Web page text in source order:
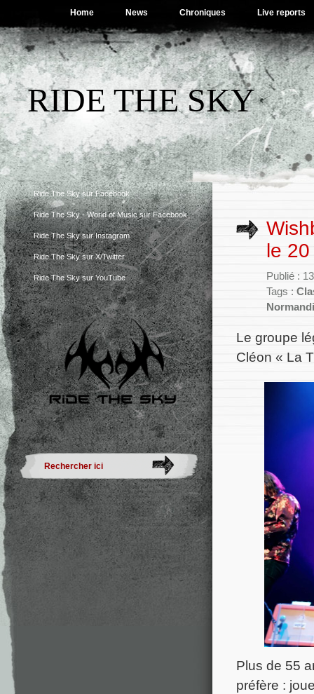
Home News Chroniques Live reports
RIDE THE SKY
Ride The Sky sur Facebook
Ride The Sky - World of Music sur Facebook
Ride The Sky sur Instagram
Ride The Sky sur X/Twitter
Ride The Sky sur YouTube
le
Publié :
Tags :
Le groupe
Cléon « La
Plus de 55
préfère :